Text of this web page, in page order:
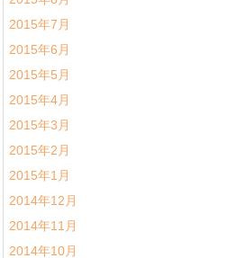
2015年7月
2015年6月
2015年5月
2015年4月
2015年3月
2015年2月
2015年1月
2014年12月
2014年11月
2014年10月